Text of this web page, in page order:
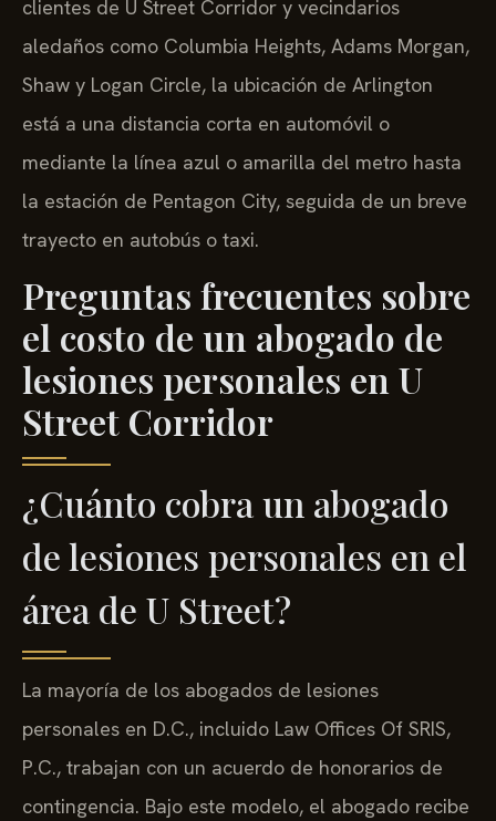
clientes de U Street Corridor y vecindarios
aledaños como Columbia Heights, Adams Morgan,
Shaw y Logan Circle, la ubicación de Arlington
está a una distancia corta en automóvil o
mediante la línea azul o amarilla del metro hasta
la estación de Pentagon City, seguida de un breve
trayecto en autobús o taxi.
Preguntas frecuentes sobre
el costo de un abogado de
lesiones personales en U
Street Corridor
¿Cuánto cobra un abogado
de lesiones personales en el
área de U Street?
La mayoría de los abogados de lesiones
personales en D.C., incluido Law Offices Of SRIS,
P.C., trabajan con un acuerdo de honorarios de
contingencia. Bajo este modelo, el abogado recibe